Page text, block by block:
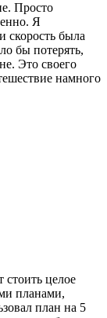
Просто
Я
скорость была
бы потерять,
Это своего
намного
целое
планами,
план на 5